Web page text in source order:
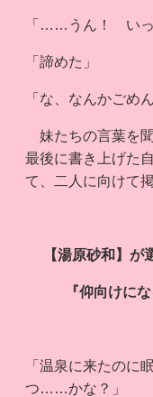
「……うん！ いっ
「諦めた」
「な、なんかごめ
妹たちの言葉を
最後に書き上げた
て、二人に向けて掲
【湯原砂和】
『仰向けに
「温泉に来たの
つ……かな？」